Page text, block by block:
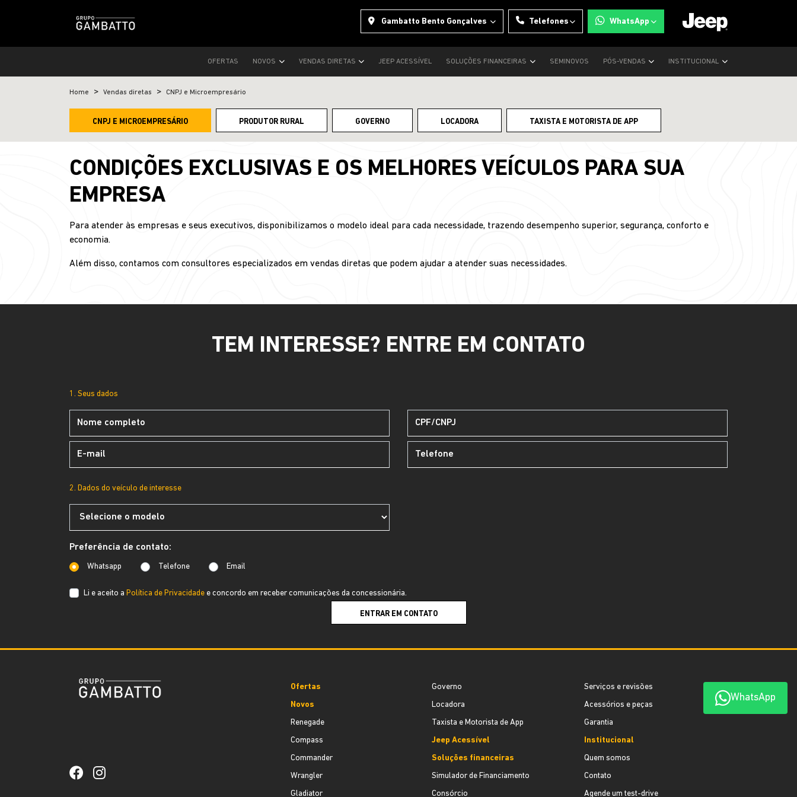
Gambatto Bento Gonçalves Telefones WhatsApp
OFERTAS NOVOS VENDAS DIRETAS JEEP ACESSÍVEL SOLUÇÕES FINANCEIRAS SEMINOVOS PÓS-VENDAS INSTITUCIONAL
Home Vendas diretas CNPJ e Microempresário
CNPJ E MICROEMPRESÁRIO PRODUTOR RURAL GOVERNO LOCADORA TAXISTA E MOTORISTA DE APP
CONDIÇÕES EXCLUSIVAS E OS MELHORES VEÍCULOS PARA SUA
EMPRESA
Para atender às empresas e seus executivos, disponibilizamos o modelo ideal para cada necessidade, trazendo desempenho superior, segurança, conforto e
economia.
Além disso, contamos com consultores especializados em vendas diretas que podem ajudar a atender suas necessidades.
TEM INTERESSE? ENTRE EM CONTATO
1. Seus dados
2. Dados do veículo de interesse
Preferência de contato:
Whatsapp Telefone Email
Li e aceito a Política de Privacidade e concordo em receber comunicações da concessionária.
ENTRAR EM CONTATO
WhatsApp
Ofertas
Novos
Renegade
Compass
Commander
Wrangler
Gladiator
Governo
Locadora
Taxista e Motorista de App
Jeep Acessível
Soluções financeiras
Simulador de Financiamento
Consórcio
Serviços e revisões
Acessórios e peças
Garantia
Institucional
Quem somos
Contato
Agende um test-drive